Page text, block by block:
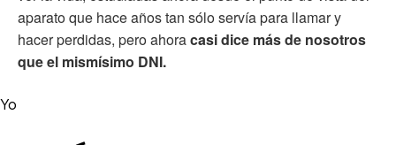
aparato que hace años tan sólo servía para llamar y
hacer perdidas, pero ahoracasi dice más de nosotros
que el mismísimo DNI.
Yo